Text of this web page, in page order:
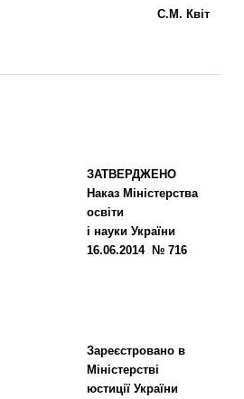
С.М. Квіт
ЗАТВЕРДЖЕНО
Наказ Міністерства
освіти
і науки України
16.06.2014 № 716
Зареєстровано в
Міністерстві
юстиції України